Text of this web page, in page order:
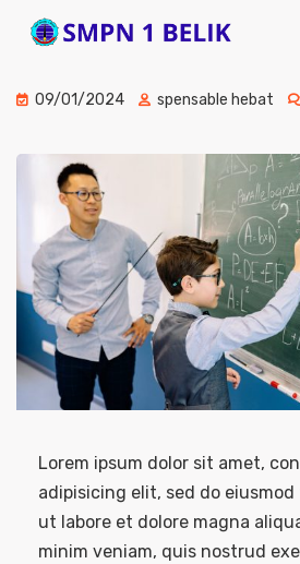
09/01/2024 spensable hebat
Lorem ipsum dolor sit amet,
adipisicing elit, sed do
ut labore et dolore magna
minim veniam, quis nostrud